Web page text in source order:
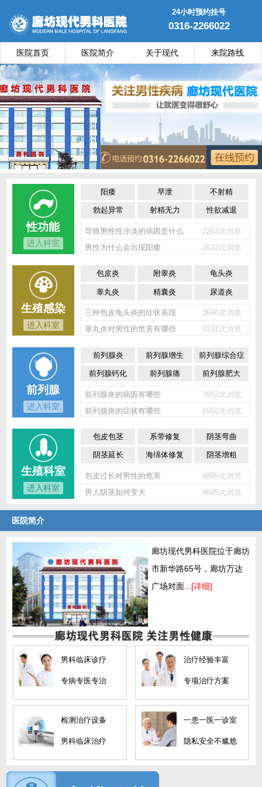
24小时预约挂号
0316-2266022
医院首页 医院简介 关于现代 来院路线
性功能
进入科室
阳痿 早泄 不射精
勃起异常 射精无力 性欲减退
导致男性性冷淡的病因是什么
2263次浏览
男性为什么会出现阳痿
2632次浏览
生殖感染
进入科室
包皮炎 附睾炎 龟头炎
睾丸炎 精囊炎 尿道炎
三种包皮龟头炎的症状表现
3696次浏览
睾丸炎对男性的危害有哪些
4231次浏览
前列腺
进入科室
前列腺炎 前列腺增生 前列腺综合症
前列腺钙化 前列腺痛 前列腺肥大
前列腺炎的病因有哪些
3952次浏览
前列腺炎的症状有哪些
6952次浏览
生殖科室
进入科室
包皮包茎 系带修复 阴茎弯曲
阴茎延长 海绵体修复 阴茎增粗
包皮过长对男性的危害
4895次浏览
男人阴茎如何变大
4695次浏览
医院简介
廊坊现代男科医院位于廊坊
市新华路65号，廊坊万达
广场对面... [详细]
男科临床诊疗
专病专医专治
治疗经验丰富
专项治疗方案
检测治疗设备
男科临床治疗
一患一医一诊室
隐私安全不尴尬